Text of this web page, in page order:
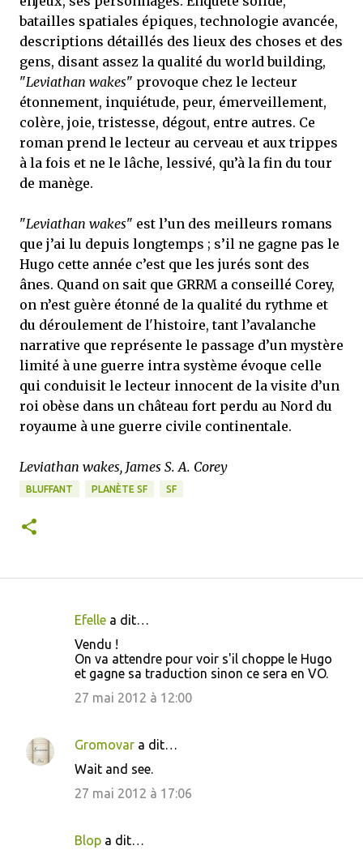
batailles spatiales épiques, technologie avancée,
descriptions détaillés des lieux des choses et des
gens, disant assez la qualité du world building,
"Leviathan wakes" provoque chez le lecteur
étonnement, inquiétude, peur, émerveillement,
colère, joie, tristesse, dégout, entre autres. Ce
roman prend le lecteur au cerveau et aux trippes
à la fois et ne le lâche, lessivé, qu’à la fin du tour
de manège.
"Leviathan wakes" est l’un des meilleurs romans
que j’ai lu depuis longtemps ; s’il ne gagne pas le
Hugo cette année c’est que les jurés sont des
ânes. Quand on sait que GRRM a conseillé Corey,
on n’est guère étonné de la qualité du rythme et
du déroulement de l'histoire, tant l’avalanche
narrative que représente le passage d’un mystère
limité à une guerre intra système évoque celle
qui conduisit le lecteur innocent de la visite d’un
roi obèse dans un château fort perdu au Nord du
royaume à une guerre civile continentale.
Leviathan wakes, James S. A. Corey
BLUFFANT PLANÈTE SF SF
n
t
Efelle a dit…
Vendu !
On va attendre pour voir s'il choppe le Hugo
et gagne sa traduction sinon ce sera en VO.
27 mai 2012 à 12:00
Gromovar a dit…
Wait and see.
27 mai 2012 à 17:06
Blop a dit…